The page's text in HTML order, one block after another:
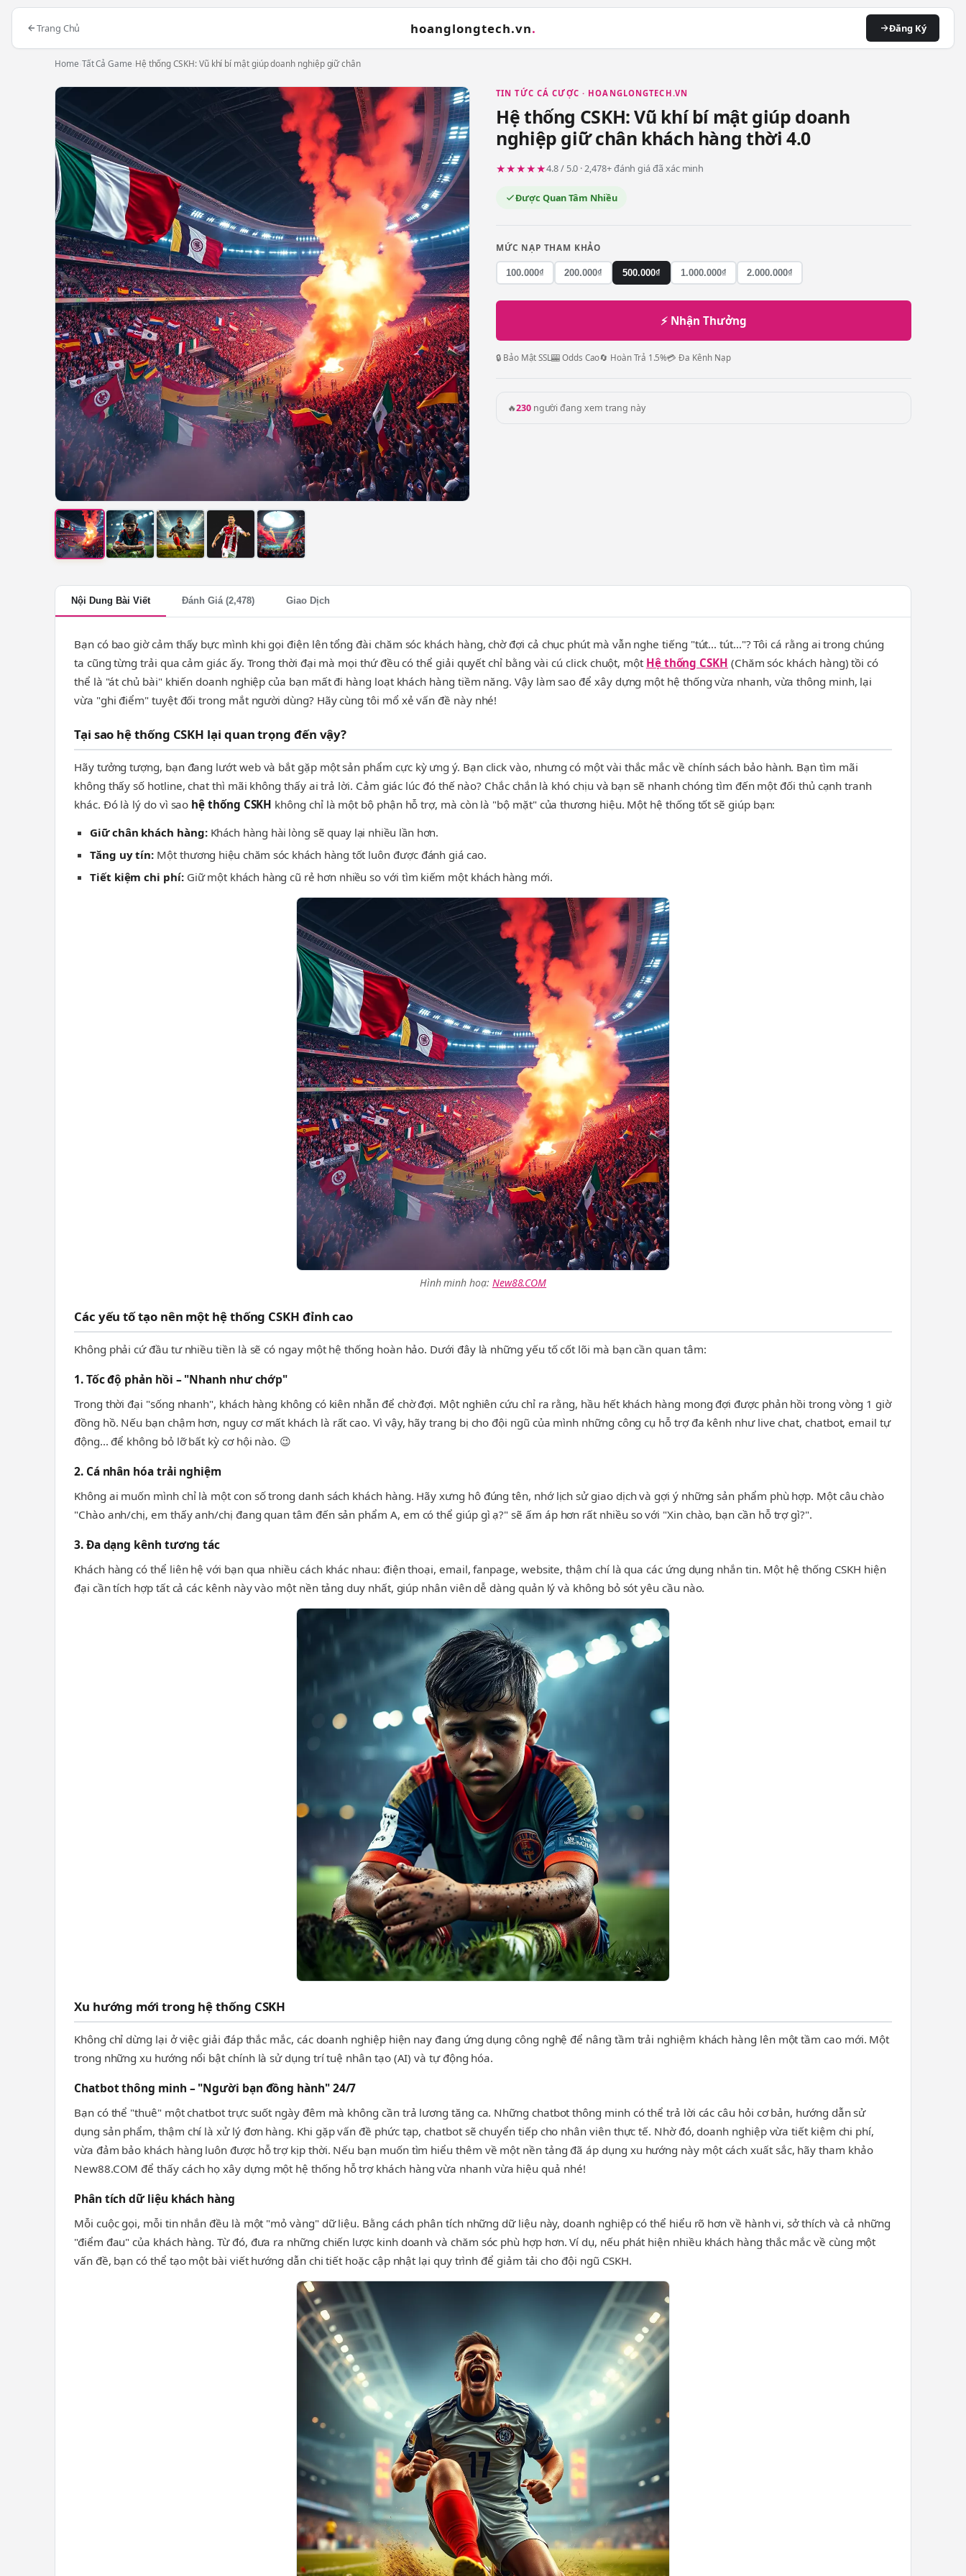
Trang Chủ hoanglongtech.vn. Đăng Ký
Home Tất Cả Game Hệ thống CSKH: Vũ khí bí mật giúp doanh nghiệp giữ chân
TIN TỨC CÁ CƯỢC · HOANGLONGTECH.VN
Hệ thống CSKH: Vũ khí bí mật giúp doanh
nghiệp giữ chân khách hàng thời 4.0
★★★★★4.8 / 5.0 · 2,478+ đánh giá đã xác minh
Được Quan Tâm Nhiều
MỨC NẠP THAM KHẢO
100.000₫ 200.000₫ 500.000₫ 1.000.000₫ 2.000.000₫
⚡ Nhận Thưởng
🔒 Bảo Mật SSL🎰 Odds Cao🔄 Hoàn Trả 1.5%💳 Đa Kênh Nạp
🔥230người đang xem trang này
Nội Dung Bài Viết Đánh Giá (2,478) Giao Dịch
Bạn có bao giờ cảm thấy bực mình khi gọi điện lên tổng đài chăm sóc khách hàng, chờ đợi cả chục phút mà vẫn nghe tiếng "tút... tút..."? Tôi cá rằng ai trong chúng
ta cũng từng trải qua cảm giác ấy. Trong thời đại mà mọi thứ đều có thể giải quyết chỉ bằng vài cú click chuột, một Hệ thống CSKH (Chăm sóc khách hàng) tồi có
thể là "át chủ bài" khiến doanh nghiệp của bạn mất đi hàng loạt khách hàng tiềm năng. Vậy làm sao để xây dựng một hệ thống vừa nhanh, vừa thông minh, lại
vừa "ghi điểm" tuyệt đối trong mắt người dùng? Hãy cùng tôi mổ xẻ vấn đề này nhé!
Tại sao hệ thống CSKH lại quan trọng đến vậy?
Hãy tưởng tượng, bạn đang lướt web và bắt gặp một sản phẩm cực kỳ ưng ý. Bạn click vào, nhưng có một vài thắc mắc về chính sách bảo hành. Bạn tìm mãi
không thấy số hotline, chat thì mãi không thấy ai trả lời. Cảm giác lúc đó thế nào? Chắc chắn là khó chịu và bạn sẽ nhanh chóng tìm đến một đối thủ cạnh tranh
khác. Đó là lý do vì sao hệ thống CSKH không chỉ là một bộ phận hỗ trợ, mà còn là "bộ mặt" của thương hiệu. Một hệ thống tốt sẽ giúp bạn:
Giữ chân khách hàng:Khách hàng hài lòng sẽ quay lại nhiều lần hơn.
Tăng uy tín: Một thương hiệu chăm sóc khách hàng tốt luôn được đánh giá cao.
Tiết kiệm chi phí:Giữ một khách hàng cũ rẻ hơn nhiều so với tìm kiếm một khách hàng mới.
Hình minh hoạ: New88.COM
Các yếu tố tạo nên một hệ thống CSKH đỉnh cao
Không phải cứ đầu tư nhiều tiền là sẽ có ngay một hệ thống hoàn hảo. Dưới đây là những yếu tố cốt lõi mà bạn cần quan tâm:
1. Tốc độ phản hồi – "Nhanh như chớp"
Trong thời đại "sống nhanh", khách hàng không có kiên nhẫn để chờ đợi. Một nghiên cứu chỉ ra rằng, hầu hết khách hàng mong đợi được phản hồi trong vòng 1 giờ
đồng hồ. Nếu bạn chậm hơn, nguy cơ mất khách là rất cao. Vì vậy, hãy trang bị cho đội ngũ của mình những công cụ hỗ trợ đa kênh như live chat, chatbot, email tự
động... để không bỏ lỡ bất kỳ cơ hội nào. 😉
2. Cá nhân hóa trải nghiệm
Không ai muốn mình chỉ là một con số trong danh sách khách hàng. Hãy xưng hô đúng tên, nhớ lịch sử giao dịch và gợi ý những sản phẩm phù hợp. Một câu chào
"Chào anh/chị, em thấy anh/chị đang quan tâm đến sản phẩm A, em có thể giúp gì ạ?" sẽ ấm áp hơn rất nhiều so với "Xin chào, bạn cần hỗ trợ gì?".
3. Đa dạng kênh tương tác
Khách hàng có thể liên hệ với bạn qua nhiều cách khác nhau: điện thoại, email, fanpage, website, thậm chí là qua các ứng dụng nhắn tin. Một hệ thống CSKH hiện
đại cần tích hợp tất cả các kênh này vào một nền tảng duy nhất, giúp nhân viên dễ dàng quản lý và không bỏ sót yêu cầu nào.
Xu hướng mới trong hệ thống CSKH
Không chỉ dừng lại ở việc giải đáp thắc mắc, các doanh nghiệp hiện nay đang ứng dụng công nghệ để nâng tầm trải nghiệm khách hàng lên một tầm cao mới. Một
trong những xu hướng nổi bật chính là sử dụng trí tuệ nhân tạo (AI) và tự động hóa.
Chatbot thông minh – "Người bạn đồng hành" 24/7
Bạn có thể "thuê" một chatbot trực suốt ngày đêm mà không cần trả lương tăng ca. Những chatbot thông minh có thể trả lời các câu hỏi cơ bản, hướng dẫn sử
dụng sản phẩm, thậm chí là xử lý đơn hàng. Khi gặp vấn đề phức tạp, chatbot sẽ chuyển tiếp cho nhân viên thực tế. Nhờ đó, doanh nghiệp vừa tiết kiệm chi phí,
vừa đảm bảo khách hàng luôn được hỗ trợ kịp thời. Nếu bạn muốn tìm hiểu thêm về một nền tảng đã áp dụng xu hướng này một cách xuất sắc, hãy tham khảo
New88.COM để thấy cách họ xây dựng một hệ thống hỗ trợ khách hàng vừa nhanh vừa hiệu quả nhé!
Phân tích dữ liệu khách hàng
Mỗi cuộc gọi, mỗi tin nhắn đều là một "mỏ vàng" dữ liệu. Bằng cách phân tích những dữ liệu này, doanh nghiệp có thể hiểu rõ hơn về hành vi, sở thích và cả những
"điểm đau" của khách hàng. Từ đó, đưa ra những chiến lược kinh doanh và chăm sóc phù hợp hơn. Ví dụ, nếu phát hiện nhiều khách hàng thắc mắc về cùng một
vấn đề, bạn có thể tạo một bài viết hướng dẫn chi tiết hoặc cập nhật lại quy trình để giảm tải cho đội ngũ CSKH.